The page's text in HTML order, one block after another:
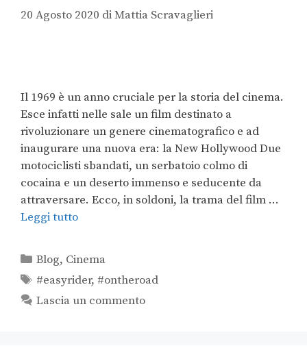
20 Agosto 2020 diMattia Scravaglieri
Il 1969 è un anno cruciale per la storia del cinema.
Esce infatti nelle sale un film destinato a
rivoluzionare un genere cinematografico e ad
inaugurare una nuova era: la New Hollywood Due
motociclisti sbandati, un serbatoio colmo di
cocaina e un deserto immenso e seducente da
attraversare. Ecco, in soldoni, la trama del film …
Leggi tutto
Blog, Cinema
#easyrider, #ontheroad
Lascia un commento